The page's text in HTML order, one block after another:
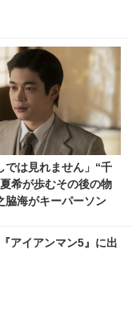
では見れません」“千
希が歩むその後の物
脇海がキーパーソン
い。』
アイアンマン5』に出